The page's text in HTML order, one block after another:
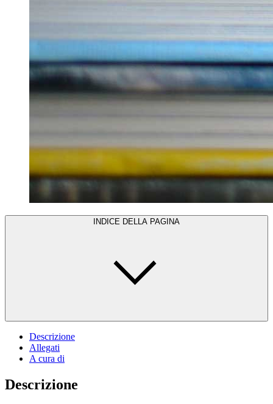
INDICE DELLA PAGINA
Descrizione
Allegati
A cura di
Descrizione